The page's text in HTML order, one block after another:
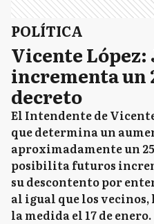
POLÍTICA
Vicente
incrementa un
decreto
El Intendente de
que determina un
aproximadamente un
posibilita futuros
su descontento por
al igual que los
la medida el 17 de enero.